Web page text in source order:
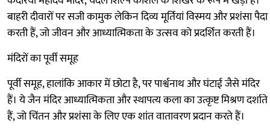
बाहरी दीवारों पर सजी कामुक लेकिन दिव्य मूर्तियां विस्मय और प्रशंसा पैदा
करती हैं, जो जीवन और आध्यात्मिकता के उत्सव को प्रदर्शित करती हैं।
मंदिरों का पूर्वी समूह
पूर्वी समूह, हालांकि आकार में छोटा है, पर पार्श्वनाथ और घंटाई जैसे मंदिर
हैं। ये जैन मंदिर आध्यात्मिकता और स्थापत्य कला का उत्कृष्ट मिश्रण दर्शाते
हैं, जो चिंतन और प्रशंसा के लिए एक शांत वातावरण प्रदान करते हैं।